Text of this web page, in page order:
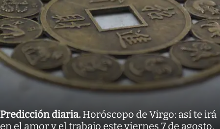
Predicción diaria. Horóscopo de Virgo: así te irá
en el amor y el trabajo este viernes 7 de agosto,